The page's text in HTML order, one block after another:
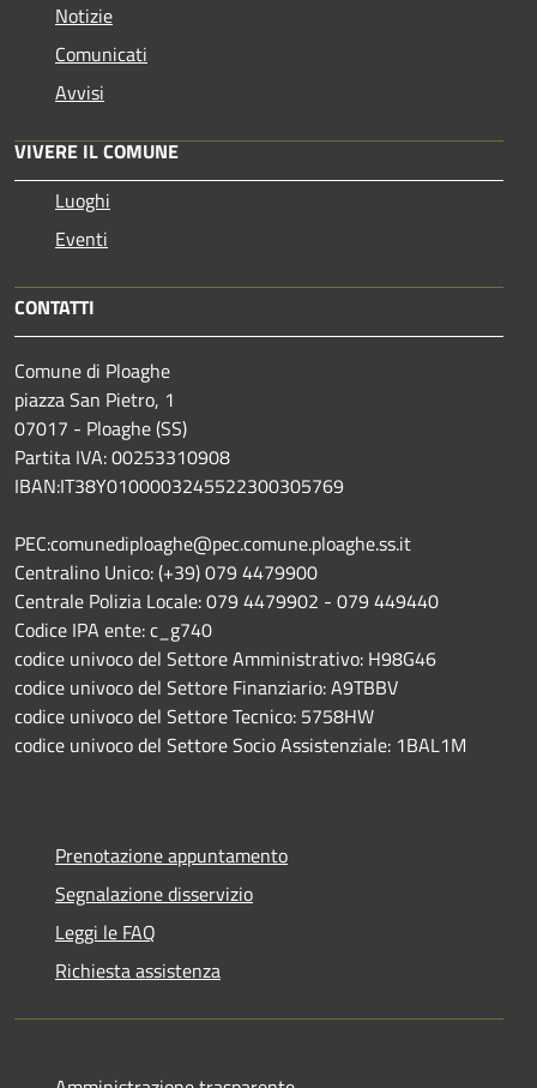
Notizie
Comunicati
Avvisi
VIVERE IL COMUNE
Luoghi
Eventi
CONTATTI
Comune di Ploaghe
piazza San Pietro, 1
07017 - Ploaghe (SS)
Partita IVA: 00253310908
IBAN:IT38Y0100003245522300305769
PEC:comunediploaghe@pec.comune.ploaghe.ss.it
Centralino Unico: (+39) 079 4479900
Centrale Polizia Locale: 079 4479902 - 079 449440
Codice IPA ente: c_g740
codice univoco del Settore Amministrativo: H98G46
codice univoco del Settore Finanziario: A9TBBV
codice univoco del Settore Tecnico: 5758HW
codice univoco del Settore Socio Assistenziale: 1BAL1M
Prenotazione appuntamento
Segnalazione disservizio
Leggi le FAQ
Richiesta assistenza